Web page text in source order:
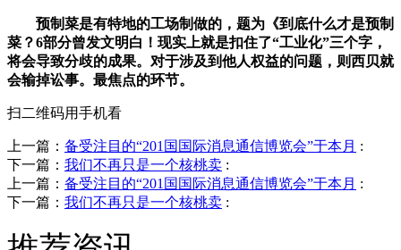
预制菜是有特地的工场制做的，题为《到底什么才是预制
菜？6部分曾发文明白！现实上就是扣住了“工业化”三个字，
将会导致分歧的成果。对于涉及到他人权益的问题，则西贝就
会输掉讼事。最焦点的环节。
扫二维码用手机看
上一篇： 备受注目的“201国国际消息通信博览会”于本月 :
下一篇： 我们不再只是一个核桃卖 :
上一篇： 备受注目的“201国国际消息通信博览会”于本月 :
下一篇： 我们不再只是一个核桃卖 :